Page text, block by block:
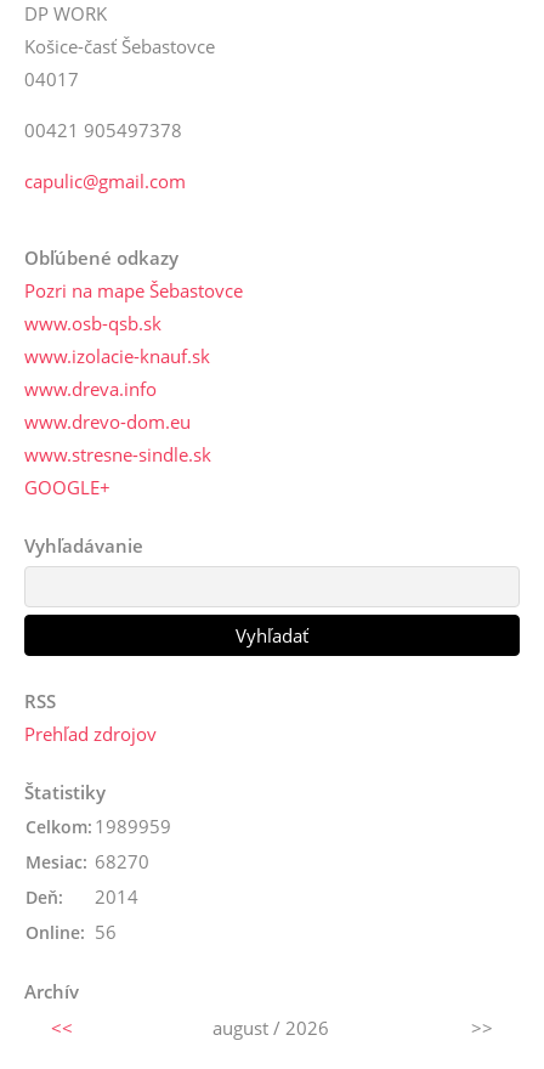
DP WORK
Košice-časť Šebastovce
04017
00421 905497378
capulic@gmail.com
Obľúbené odkazy
Pozri na mape Šebastovce
www.osb-qsb.sk
www.izolacie-knauf.sk
www.dreva.info
www.drevo-dom.eu
www.stresne-sindle.sk
GOOGLE+
Vyhľadávanie
RSS
Prehľad zdrojov
Štatistiky
Online: 56
Celkom: 1989959
Mesiac: 68270
Deň: 2014
Archív
<<
august / 2026 >>